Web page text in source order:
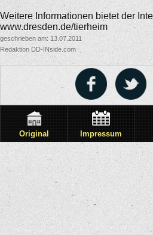
Weitere Informationen bietet der
www.dresden.de/tierheim
geschrieben am: 13.07.2011
Redaktion DD-INside.com
Original Impressum